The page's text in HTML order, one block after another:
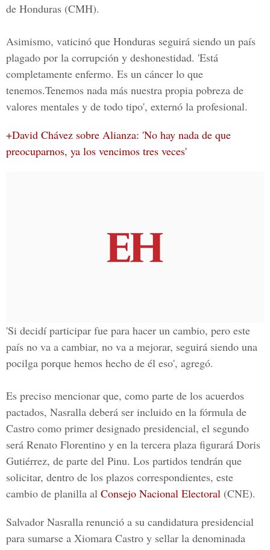
de Honduras (CMH).
Asimismo, vaticinó que Honduras seguirá siendo un país
plagado por la corrupción y deshonestidad. 'Está
completamente enfermo. Es un cáncer lo que
tenemos.Tenemos nada más nuestra propia pobreza de
valores mentales y de todo tipo', externó la profesional.
+David Chávez sobre Alianza: 'No hay nada de que
preocuparnos, ya los vencimos tres veces'
'Si decidí participar fue para hacer un cambio, pero este
país no va a cambiar, no va a mejorar, seguirá siendo una
pocilga porque hemos hecho de él eso', agregó.
Es preciso mencionar que, como parte de los acuerdos
pactados, Nasralla deberá ser incluido en la fórmula de
Castro como primer designado presidencial, el segundo
será Renato Florentino y en la tercera plaza figurará Doris
Gutiérrez, de parte del Pinu. Los partidos tendrán que
solicitar, dentro de los plazos correspondientes, este
cambio de planilla al Consejo Nacional Electoral (CNE).
Salvador Nasralla renunció a su candidatura presidencial
para sumarse a Xiomara Castro y sellar la denominada